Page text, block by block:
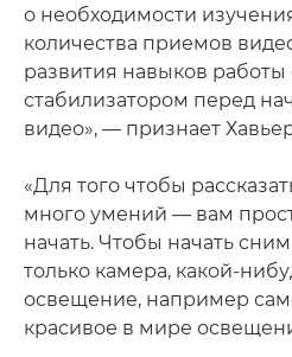
о необходимости
количества приемов
развития навыков
стабилизатором перед
видео», — признает
«Для того чтобы
много умений — вам
начать. Чтобы начать
только камера, какой-
освещение, например
красивое в мире